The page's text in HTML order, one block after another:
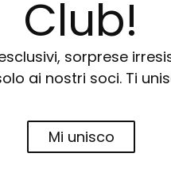
Club!
sorprese
ai nostri soci. Ti
Mi unisco